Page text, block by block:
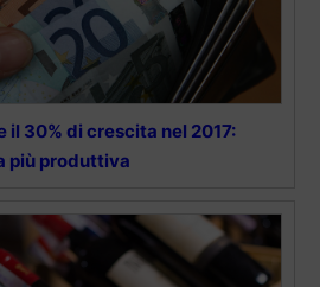
il 30% di crescita nel 2017:
più produttiva